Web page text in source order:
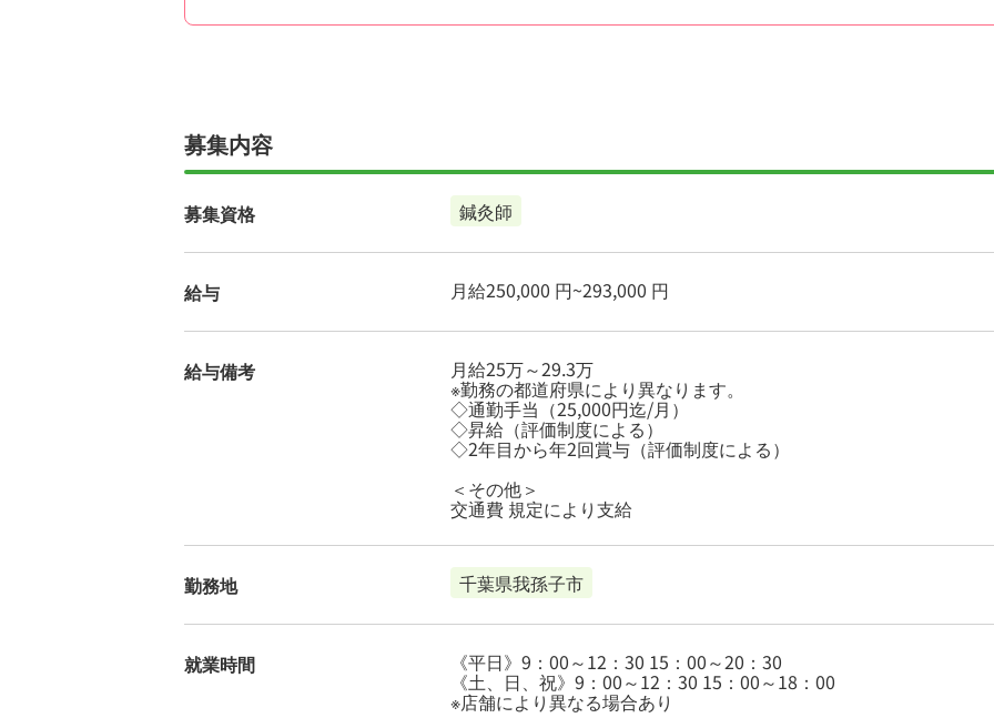
募集内容
募集資格 鍼灸師
給与 月給250,000 円~293,000 円
給与備考 月給25万～29.3万
※勤務の都道府県により異なります。
◇通勤手当（25,000円迄/月）
◇昇給（評価制度による）
◇2年目から年2回賞与（評価制度による）
＜その他＞
交通費 規定により支給
勤務地 千葉県我孫子市
就業時間 《平日》9：00～12：30 15：00～20：30
《土、日、祝》9：00～12：30 15：00～18：00
※店舗により異なる場合あり